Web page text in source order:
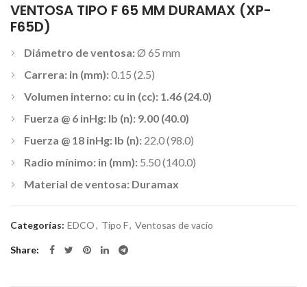
VENTOSA TIPO F 65 MM DURAMAX (XP-
F65D)
Diámetro de ventosa:Ø 65 mm
Carrera: in (mm):0.15 (2.5)
Volumen interno: cu in (cc): 1.46 (24.0)
Fuerza @ 6 inHg: lb (n): 9.00 (40.0)
Fuerza @ 18 inHg: lb (n): 22.0 (98.0)
Radio mínimo: in (mm): 5.50 (140.0)
Material de ventosa: Duramax
Categorías: EDCO, Tipo F, Ventosas de vacío
Share